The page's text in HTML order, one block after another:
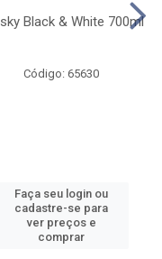
Black & White 700ml
Código: 65630
Faça seu login ou
cadastre-se para
ver preços e
comprar